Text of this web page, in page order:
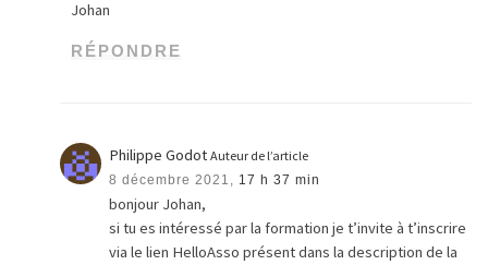
Johan
RÉPONDRE
Philippe GodotAuteur de l’article
8 décembre 2021, 17 h 37 min
bonjour Johan,
si tu es intéressé par la formation je t’invite à t’inscrire
via le lien HelloAsso présent dans la description de la